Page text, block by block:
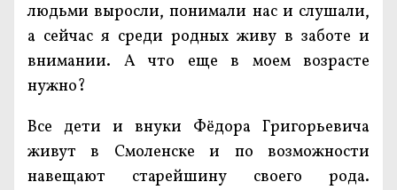
людьми выросли, понимали нас и слушали,
а сейчас я среди родных живу в заботе и
внимании. А что еще в моем возрасте
нужно?
Все дети и внуки Фёдора Григорьевича
живут в Смоленске и по возможности
навещают старейшину своего рода.